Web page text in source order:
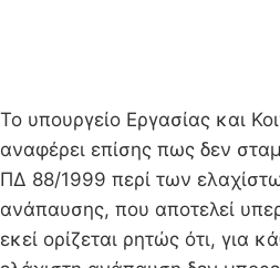
Το υπουργείο Εργασίας και
αναφέρει επίσης πως δεν
ΠΔ 88/1999 περί των
ανάπαυσης, που αποτελεί
εκεί ορίζεται ρητώς ότι, για